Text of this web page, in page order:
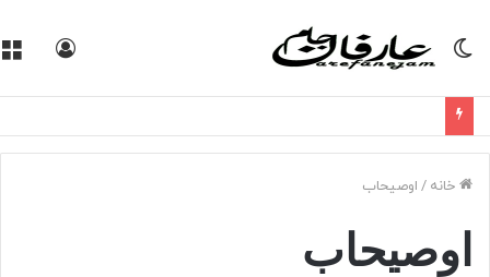
تغییر
خانه / اوصیحاب
اوصیحاب